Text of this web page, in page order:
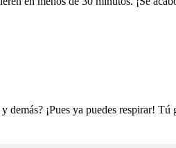
¡Pues ya puedes respirar!